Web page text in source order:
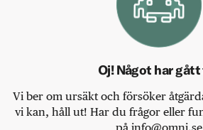
Oj! Något har gått
Vi ber om ursäkt och försöker
vi kan, håll ut! Har du frågor eller